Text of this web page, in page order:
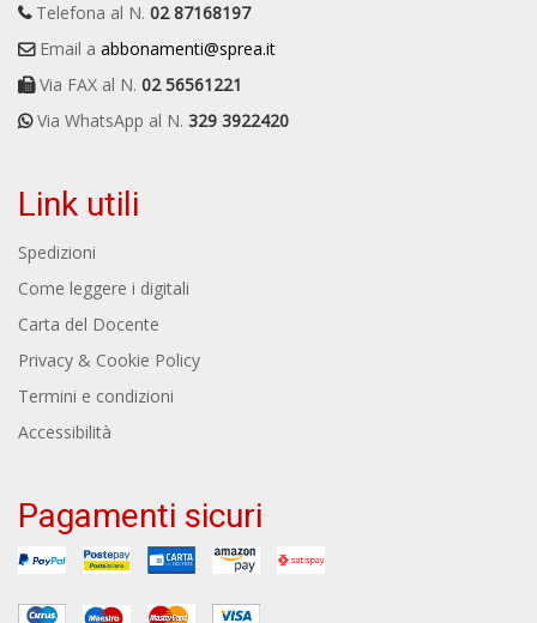
Telefona al N. 02 87168197
Email a abbonamenti@sprea.it
Via FAX al N. 02 56561221
Via WhatsApp al N. 329 3922420
Link utili
Spedizioni
Come leggere i digitali
Carta del Docente
Privacy & Cookie Policy
Termini e condizioni
Accessibilità
Pagamenti sicuri